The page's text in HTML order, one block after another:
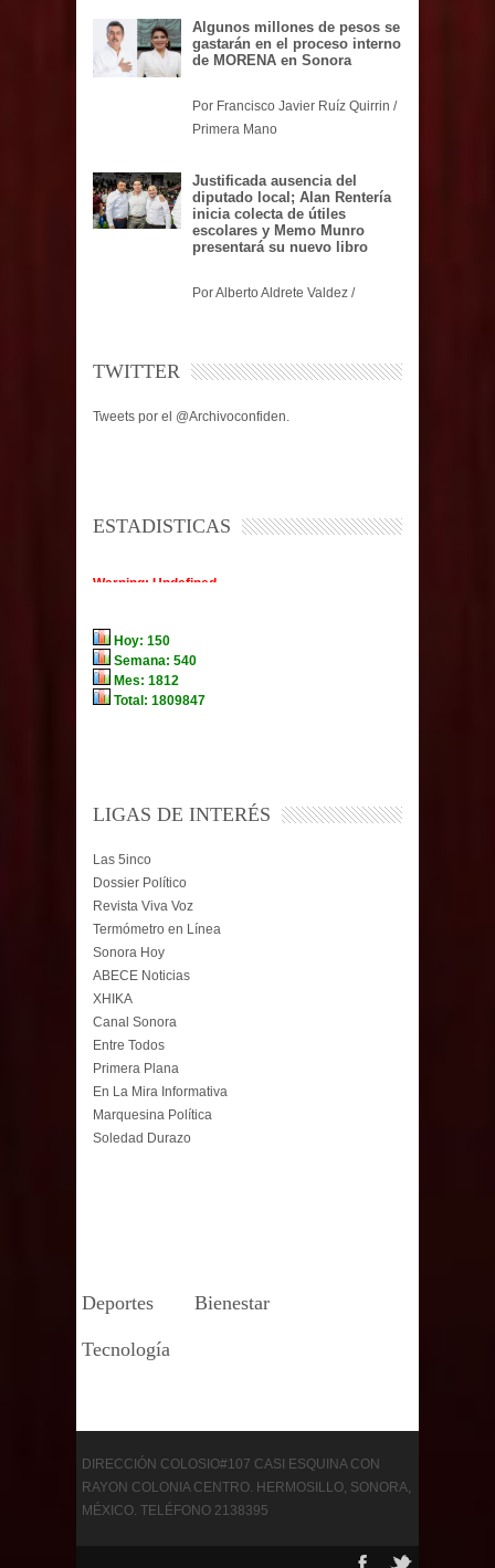
Algunos millones de pesos se
gastarán en el proceso interno
de MORENA en Sonora
Por Francisco Javier Ruíz Quirrin /
Primera Mano
Justificada ausencia del
diputado local; Alan Rentería
inicia colecta de útiles
escolares y Memo Munro
presentará su nuevo libro
Por Alberto Aldrete Valdez /
TWITTER
Tweets por el @Archivoconfiden.
ESTADISTICAS
LIGAS DE INTERÉS
Las 5inco
Dossier Político
Revista Viva Voz
Termómetro en Línea
Sonora Hoy
ABECE Noticias
XHIKA
Canal Sonora
Entre Todos
Primera Plana
En La Mira Informativa
Marquesina Política
Soledad Durazo
Deportes Bienestar
Tecnología
DIRECCIÓN COLOSIO#107 CASI ESQUINA CON
RAYON COLONIA CENTRO. HERMOSILLO, SONORA,
MÉXICO. TELÉFONO 2138395